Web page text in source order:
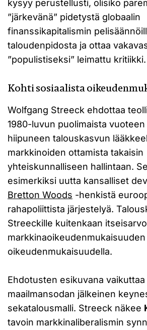
kysyy perustellusti, olisiko
”järkevänä” pidetystä globaalin
finanssikapitalismin
taloudenpidosta ja ottaa
”populistiseksi” leimattu kritiikki.
Kohti sosiaalista
Wolfgang Streeck ehdottaa
1980-luvun puolimaista vuoteen
hiipuneen talouskasvun
markkinoiden ottamista takaisin
yhteiskunnalliseen hallintaan.
esimerkiksi uutta kansalliset
Bretton Woods -henkistä
rahapoliittista järjestelyä.
Streeckille kuitenkaan
oikeudenmukaisuudella.
Ehdotusten esikuvana
maailmansodan jälkeinen
sekatalousmalli. Streeck näkee
tavoin markkinaliberalismin